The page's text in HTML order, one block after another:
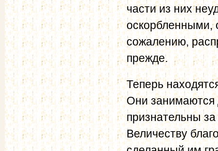
части из них
оскорбленными,
сожалению,
прежде.
Теперь
Они занимаются
признательны
Величеству